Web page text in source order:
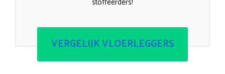
VERGELIJK VLOERLEGGERS